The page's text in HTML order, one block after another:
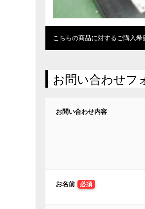
こちらの商品に対するご購入希
お問い合わせフ
お問い合わせ内容
お名前 必須